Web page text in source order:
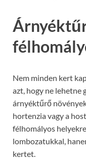
Nem minden kert
azt, hogy ne
árnyéktűrő
hortenzia vagy a
félhomályos
lombozatukkal,
kertet.